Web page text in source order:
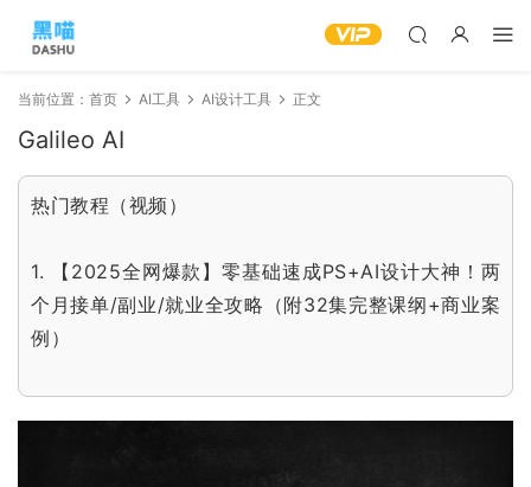
当前位置： 首页 AI工具 AI设计工具 正文
Galileo AI
热门教程（视频）
1.
【2025全网爆款】零基础速成PS+AI设计大神！两
个月接单/副业/就业全攻略（附32集完整课纲+商业案
例）